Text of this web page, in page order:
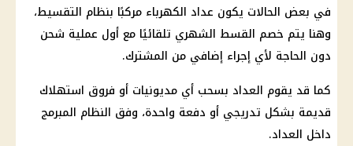
في بعض الحالات يكون عداد الكهرباء مركبًا بنظام التقسيط،
وهنا يتم خصم القسط الشهري تلقائيًا مع أول عملية شحن
دون الحاجة لأي إجراء إضافي من المشترك.
كما قد يقوم العداد بسحب أي مديونيات أو فروق استهلاك
قديمة بشكل تدريجي أو دفعة واحدة، وفق النظام المبرمج
داخل العداد.